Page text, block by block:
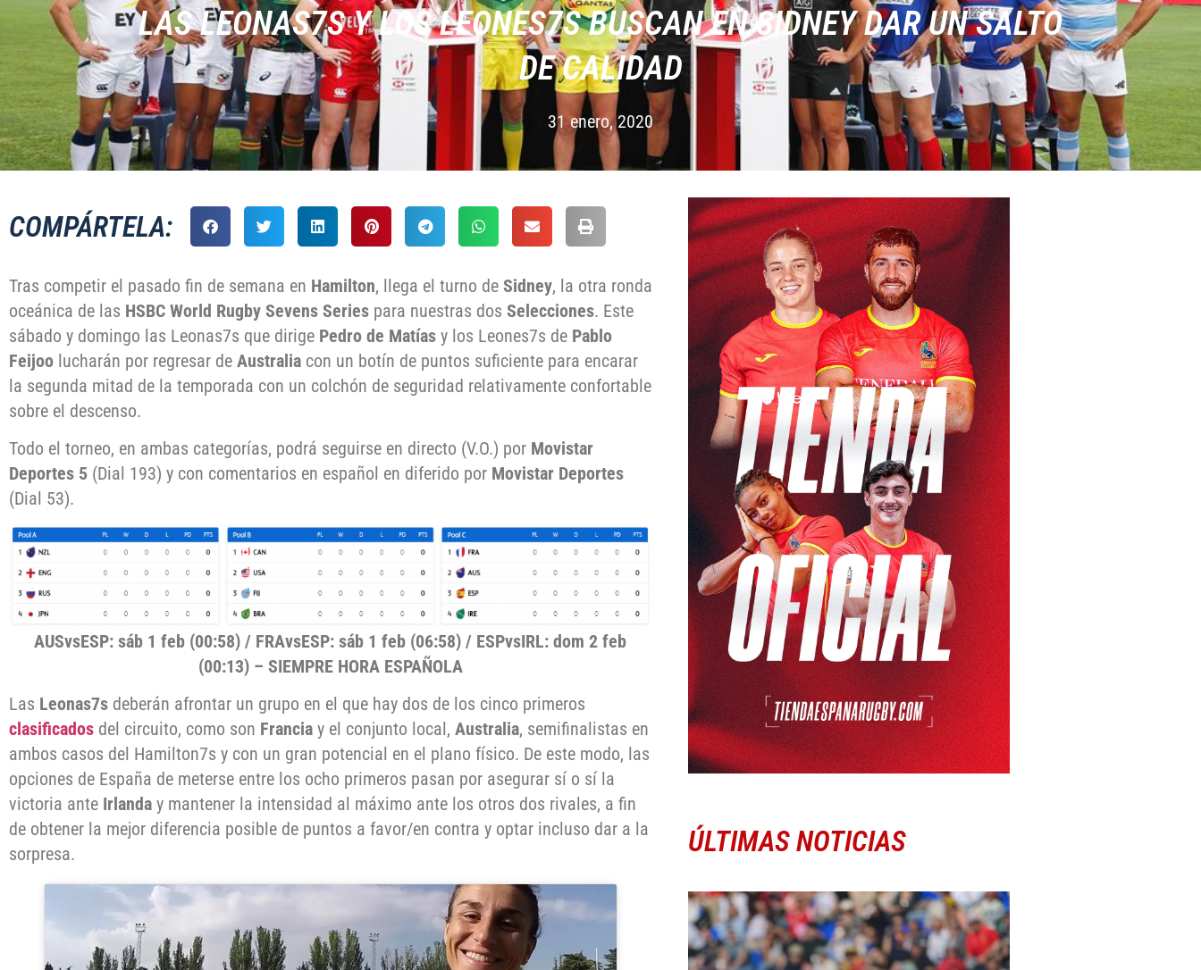
LAS LEONAS7S Y LOS LEONES7S BUSCAN EN SIDNEY DAR UN SALTO
DE CALIDAD
31 enero, 2020
COMPÁRTELA:
Tras competir el pasado fin de semana en Hamilton, llega el turno de Sidney, la otra ronda
oceánica de las HSBC World Rugby Sevens Series para nuestras dos Selecciones. Este
sábado y domingo las Leonas7s que dirige Pedro de Matías y los Leones7s de Pablo
Feijoo lucharán por regresar de Australia con un botín de puntos suficiente para encarar
la segunda mitad de la temporada con un colchón de seguridad relativamente confortable
sobre el descenso.
Todo el torneo, en ambas categorías, podrá seguirse en directo (V.O.) por Movistar
Deportes 5 (Dial 193) y con comentarios en español en diferido por Movistar Deportes
(Dial 53).
AUSvsESP: sáb 1 feb (00:58) / FRAvsESP: sáb 1 feb (06:58) / ESPvsIRL: dom 2 feb
(00:13) – SIEMPRE HORA ESPAÑOLA
Las Leonas7s deberán afrontar un grupo en el que hay dos de los cinco primeros
clasificados del circuito, como son Francia y el conjunto local, Australia, semifinalistas en
ambos casos del Hamilton7s y con un gran potencial en el plano físico. De este modo, las
opciones de España de meterse entre los ocho primeros pasan por asegurar sí o sí la
victoria ante Irlanda y mantener la intensidad al máximo ante los otros dos rivales, a fin
de obtener la mejor diferencia posible de puntos a favor/en contra y optar incluso dar a la
sorpresa.
ÚLTIMAS NOTICIAS